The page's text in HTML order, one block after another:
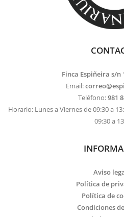
Finca Espiñeira s/n
Email:
Teléfono:981
Horario: Lunes a Viernes de 09:30 a
09:30 a
Aviso
Política de
Política de
Condiciones